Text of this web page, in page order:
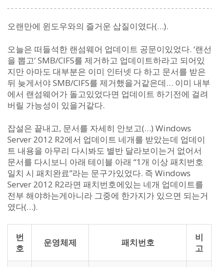
오랜만에 윈도우와의 즐거운 삽질이였다(…).
오늘은 떠들석한 랜섬웨어 업데이트 공문이있었다. ‘랜선
을 뽑고’ SMB/CIFS를 제거하고 업데이트하라고 되어있
지만 아마도 대부분은 이미 인터넷 다 하고 문서를 받은
뒤 늦게서야 SMB/CIFS를 제거했을거같은데… 이미 내부
에서 랜섬웨어가 돌고있었다면 업데이트 하기전에 걸려
버릴 가능성이 있을거같다.
잡설은 끝내고, 문서를 자세히 안보고(…) Windows
Server 2012 R2에서 업데이트 네개를 받았는데 업데이
트 내용을 아무리 다시봐도 별반 달라보이는거 없어서
문서를 다시보니 아래 테이블 아래 “1개 이상 패치번호
일치 시 패치완료”라는 문구가있었다. 즉 Windows
Server 2012 R2라면 패치번호에있는 네개 업데이트를
전부 해야하는게아니라 그중에 한가지가 있으면 되는거
였다(…).
번
호
운영체제 패치번호
비
고